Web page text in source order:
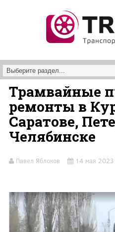
Трамвайные
ремонты в
Саратове,
Челябинске
Павел Яблоков 14 мая